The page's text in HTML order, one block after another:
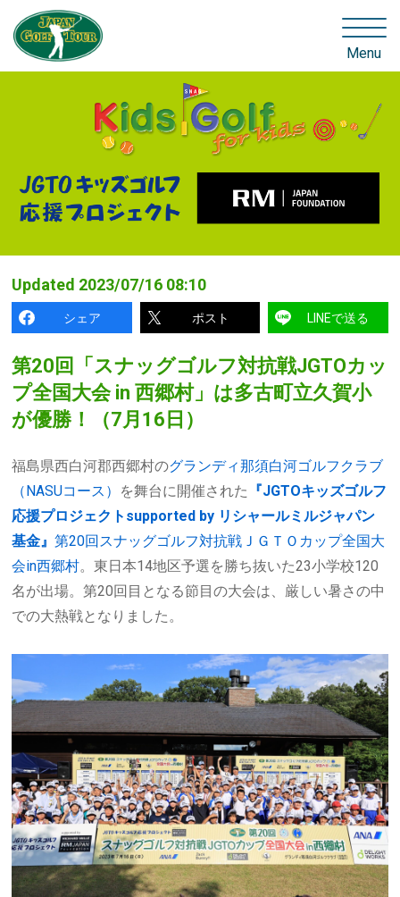
Menu
Updated 2023/07/16 08:10
シェア ポスト LINEで送る
第20回「スナッグゴルフ対抗戦JGTOカッ
プ全国大会 in 西郷村」は多古町立久賀小
が優勝！（7月16日）
福島県西白河郡西郷村のグランディ那須白河ゴルフクラブ
（NASUコース） を舞台に開催された 『JGTOキッズゴルフ
応援プロジェクトsupported by リシャールミルジャパン
基金』第20回スナッグゴルフ対抗戦ＪＧＴＯカップ全国大
会in西郷村。東日本14地区予選を勝ち抜いた23小学校120
名が出場。第20回目となる節目の大会は、厳しい暑さの中
での大熱戦となりました。